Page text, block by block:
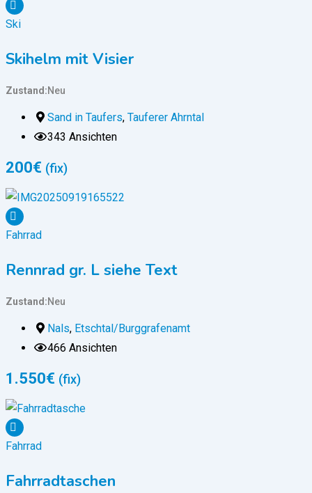
Ski
Skihelm mit Visier
Zustand Neu
Sand in Taufers, Tauferer Ahrntal
343 Ansichten
200€ (fix)
Fahrrad
Rennrad gr. L siehe Text
Zustand Neu
Nals, Etschtal/Burggrafenamt
466 Ansichten
1.550€ (fix)
Fahrrad
Fahrradtaschen